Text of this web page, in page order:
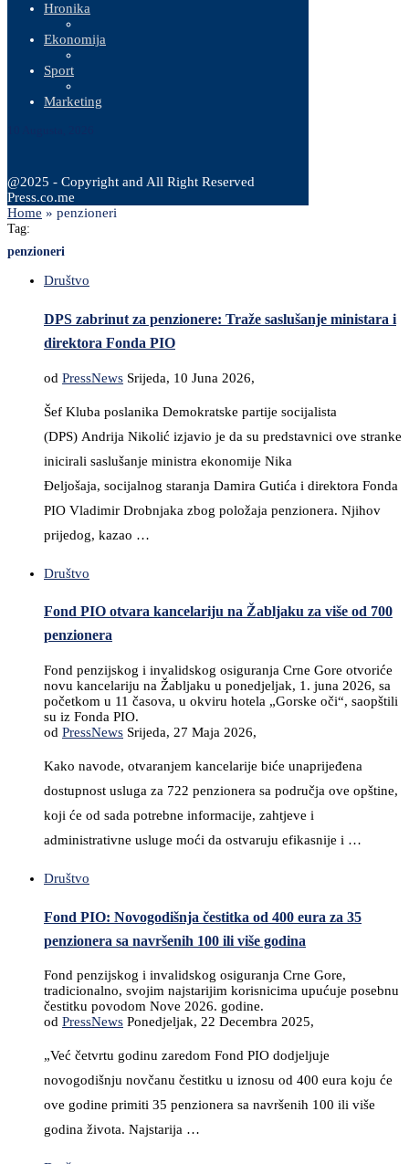
Hronika
Ekonomija
Sport
Marketing
@2025 - Copyright and All Right Reserved
Press.co.me
Home » penzioneri
Tag:
penzioneri
Društvo
DPS zabrinut za penzionere: Traže saslušanje ministara i
direktora Fonda PIO
od PressNews Srijeda, 10 Juna 2026,
Šef Kluba poslanika Demokratske partije socijalista
(DPS) Andrija Nikolić izjavio je da su predstavnici ove stranke
inicirali saslušanje ministra ekonomije Nika
Đeljošaja, socijalnog staranja Damira Gutića i direktora Fonda
PIO Vladimir Drobnjaka zbog položaja penzionera. Njihov
prijedog, kazao …
Društvo
Fond PIO otvara kancelariju na Žabljaku za više od 700
penzionera
Fond penzijskog i invalidskog osiguranja Crne Gore otvoriće
novu kancelariju na Žabljaku u ponedjeljak, 1. juna 2026, sa
početkom u 11 časova, u okviru hotela „Gorske oči“, saopštili
su iz Fonda PIO.
od PressNews Srijeda, 27 Maja 2026,
Kako navode, otvaranjem kancelarije biće unaprijeđena
dostupnost usluga za 722 penzionera sa područja ove opštine,
koji će od sada potrebne informacije, zahtjeve i
administrativne usluge moći da ostvaruju efikasnije i …
Društvo
Fond PIO: Novogodišnja čestitka od 400 eura za 35
penzionera sa navršenih 100 ili više godina
Fond penzijskog i invalidskog osiguranja Crne Gore,
tradicionalno, svojim najstarijim korisnicima upućuje posebnu
čestitku povodom Nove 2026. godine.
od PressNews Ponedjeljak, 22 Decembra 2025,
„Već četvrtu godinu zaredom Fond PIO dodjeljuje
novogodišnju novčanu čestitku u iznosu od 400 eura koju će
ove godine primiti 35 penzionera sa navršenih 100 ili više
godina života. Najstarija …